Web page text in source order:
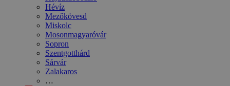
Hévíz
Mezőkövesd
Miskolc
Mosonmagyaróvár
Sopron
Szentgotthárd
Sárvár
Zalakaros
…